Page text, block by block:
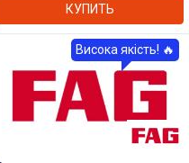
КУПИТЬ
Висока якість! 🔥